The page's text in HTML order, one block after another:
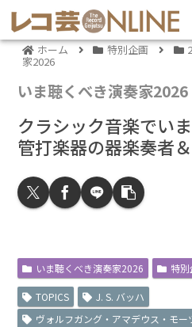
ホーム 特別企画
家2026
いま聴くべき演奏家2026
クラシック音楽でい
管打楽器の器楽奏者
いま聴くべき演奏家2026 特別
TOPICS
J. S. バッハ
ヴォルフガング・アマデウス・モー